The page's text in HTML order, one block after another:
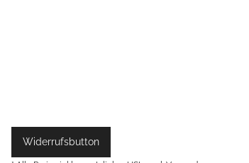
Widerrufsbutton